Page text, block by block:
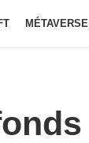
MÉTAVERSE